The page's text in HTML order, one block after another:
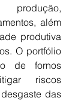
além
produtiva
O portfólio
de fornos
riscos
das